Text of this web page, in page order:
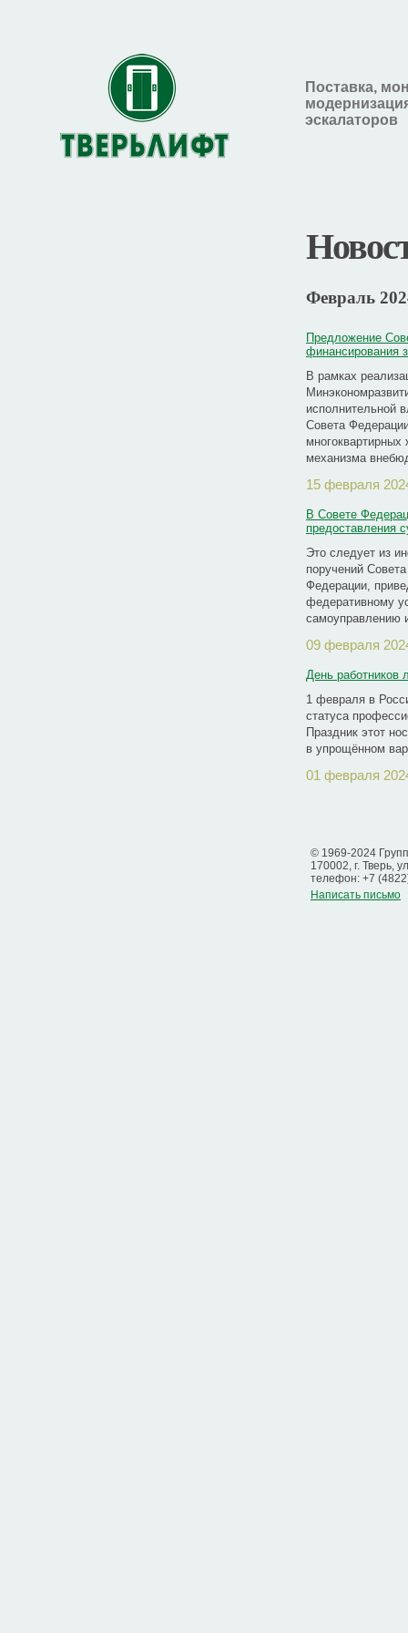
Поставка,
эскалаторов
Февраль
Предложение
финансирования
В рамках
исполнительной
Совета
механизма
15 февраля
В Совете
предоставления
Это следует из
поручений
Федерации,
федеративному
самоуправлению
09 февраля
День работников
1 февраля в
статуса
Праздник этот
в упрощённом
01 февраля
© 1969-2024
170002, г. Тверь,
телефон: +7
Написать письмо